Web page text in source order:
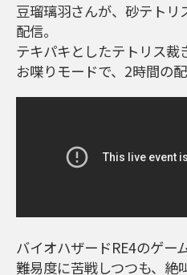
豆瑠璃羽さんが、砂テトリ
配信。
テキパキとしたテトリス裁
お喋りモードで、2時間の
バイオハザードRE4のゲー
難易度に苦戦しつつも、絶